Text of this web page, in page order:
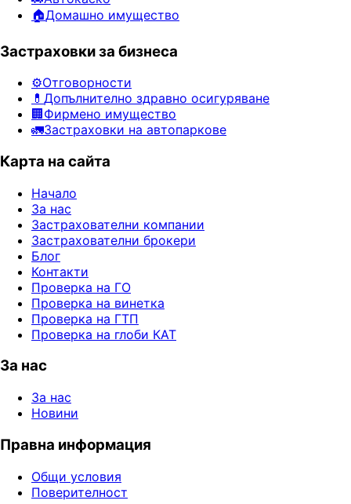
🏠Домашно имущество
Застраховки за бизнеса
⚙️Отговорности
💊 Допълнително здравно осигуряване
🏢 Фирмено имущество
🚛Застраховки на автопаркове
Карта на сайта
Начало
За нас
Застрахователни компании
Застрахователни брокери
Блог
Контакти
Проверка на ГО
Проверка на винетка
Проверка на ГТП
Проверка на глоби КАТ
За нас
За нас
Новини
Правна информация
Общи условия
Поверителност